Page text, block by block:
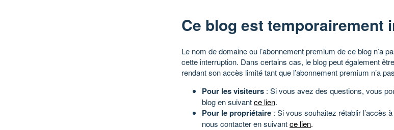
Ce blog est temporairement
Le nom de domaine ou l’abonnement premium de ce blog n’a
cette interruption. Dans certains cas, le blog peut également
rendant son accès limité tant que l’abonnement premium n’a
Pour les visiteurs : Si vous avez des questions, vous
blog en suivantce lien.
Pour le propriétaire : Si vous souhaitez rétablir l’accès
nous contacter en suivantce lien.